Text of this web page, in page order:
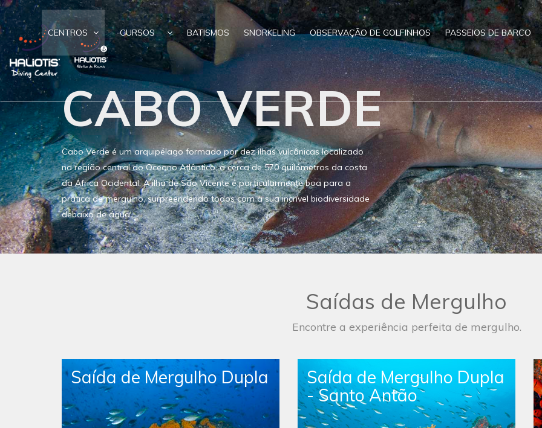
CENTROS CURSOS BATISMOS SNORKELING OBSERVAÇÃO DE GOLFINHOS PASSEIOS DE BARCO
CABO VERDE
Cabo Verde é um arquipélago formado por dez ilhas vulcânicas localizado
na região central do Oceano Atlântico, a cerca de 570 quilómetros da costa
da África Ocidental. A ilha de São Vicente é particularmente boa para a
prática de mergulho, surpreendendo todos com a sua incrível biodiversidade
debaixo de água.
Saídas de Mergulho
Encontre a experiência perfeita de mergulho.
Saída de Mergulho Livre
Dupla
Saída de Mergulho Livre
Simples